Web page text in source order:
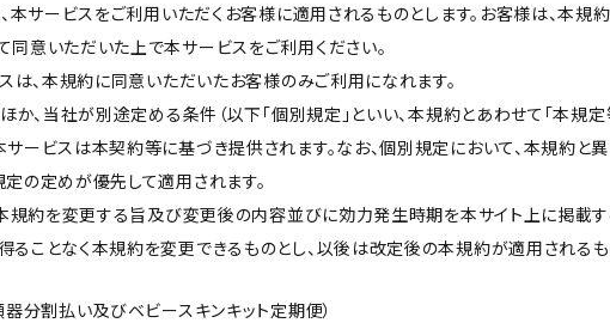
本サービスをご利用いただくお客様に適用されるものとします。お客様は、本規
同意いただいた上で本サービスをご利用ください。
は、本規約に同意いただいたお客様のみご利用になれます。
か、当社が別途定める条件（以下「個別規定」といい、本規約とあわせて「本規定
サービスは本契約等に基づき提供されます。なお、個別規定において、本規約と
定の定めが優先して適用されます。
規約を変更する旨及び変更後の内容並びに効力発生時期を本サイト上に掲載す
ることなく本規約を変更できるものとし、以後は改定後の本規約が適用されるも
分割払い及びベビースキンキット定期便）